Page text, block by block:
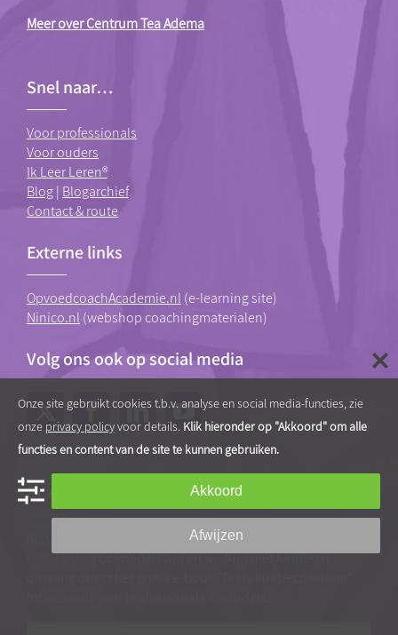
Meer over Centrum Tea Adema
Snel naar…
Voor professionals
Voor ouders
Ik Leer Leren®
Blog| Blogarchief
Contact & route
Externe links
OpvoedcoachAcademie.nl (e-learning site)
Ninico.nl (webshop coachingmaterialen)
Volg ons ook op social media
Gratis tips, artikelen en video’s
Abonneer je op onze nieuwsbrief vol praktische tips en
video’s over opvoeden van en werken met kinderen
Onze site gebruikt cookies t.b.v. analyse en social media-functies, zie
onze privacy policyvoor details. Klik hieronder op "Akkoord" om alle
functies en content van de site te kunnen gebruiken.
Akkoord
Afwijzen